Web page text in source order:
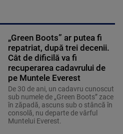
„Green Boots” ar putea fi
repatriat, după trei decenii.
Cât de dificilă va fi
recuperarea cadavrului de
pe Muntele Everest
De 30 de ani, un cadavru cunoscut
sub numele de „Green Boots” zace
în zăpadă, ascuns sub o stâncă în
consolă, nu departe de vârful
Muntelui Everest.